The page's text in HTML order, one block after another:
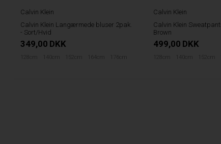
Calvin Klein
Calvin Klein Langærmede bluser 2pak.
- Sort/Hvid
349,00 DKK
128cm 140cm 152cm 164cm 176cm
Calvin Klein
Calvin Klein
Brown
499,00 DKK
128cm 140cm 152cm